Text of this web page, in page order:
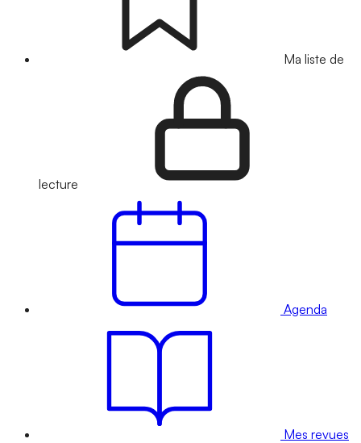
Ma liste de
lecture
Agenda
Mes revues